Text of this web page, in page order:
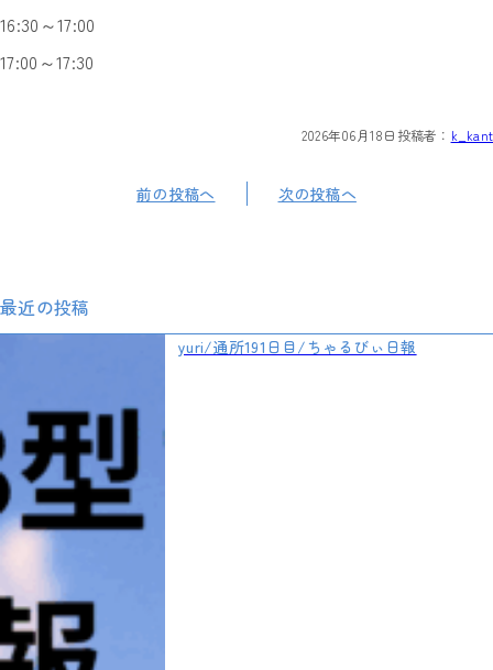
16:30～17:00
17:00～17:30
2026年06月18日 投稿者： k_kant
前の投稿へ 次の投稿へ
最近の投稿
yuri/通所191日目/ちゃるびぃ日報